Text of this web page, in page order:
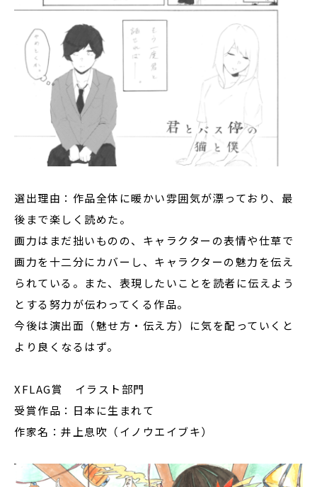
選出理由：作品全体に暖かい雰囲気が漂っており、最
後まで楽しく読めた。
画力はまだ拙いものの、キャラクターの表情や仕草で
画力を十二分にカバーし、キャラクターの魅力を伝え
られている。また、表現したいことを読者に伝えよう
とする努力が伝わってくる作品。
今後は演出面（魅せ方・伝え方）に気を配っていくと
より良くなるはず。
XFLAG賞 イラスト部門
受賞作品：日本に生まれて
作家名：井上息吹（イノウエイブキ）